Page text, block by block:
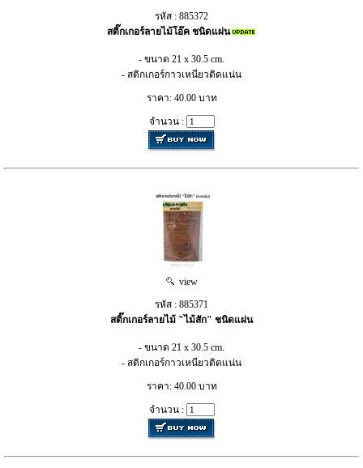
รหัส : 885372
สติ๊กเกอร์ลายไม้โอ๊ค ชนิดแผ่น
- ขนาด 21 x 30.5 cm.
- สติกเกอร์กาวเหนียวติดแน่น
ราคา: 40.00 บาท
จำนวน :
view
รหัส : 885371
สติ๊กเกอร์ลายไม้ "ไม้สัก" ชนิดแผ่น
- ขนาด 21 x 30.5 cm.
- สติกเกอร์กาวเหนียวติดแน่น
ราคา: 40.00 บาท
จำนวน :